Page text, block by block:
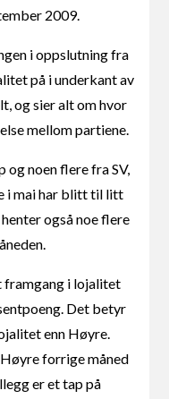
2009.
i oppslutning fra
på i underkant av
og sier alt om hvor
mellom partiene.
og noen flere fra SV,
i mai har blitt til litt
også noe flere
framgang i lojalitet
Det betyr
enn Høyre.
forrige måned
er et tap på